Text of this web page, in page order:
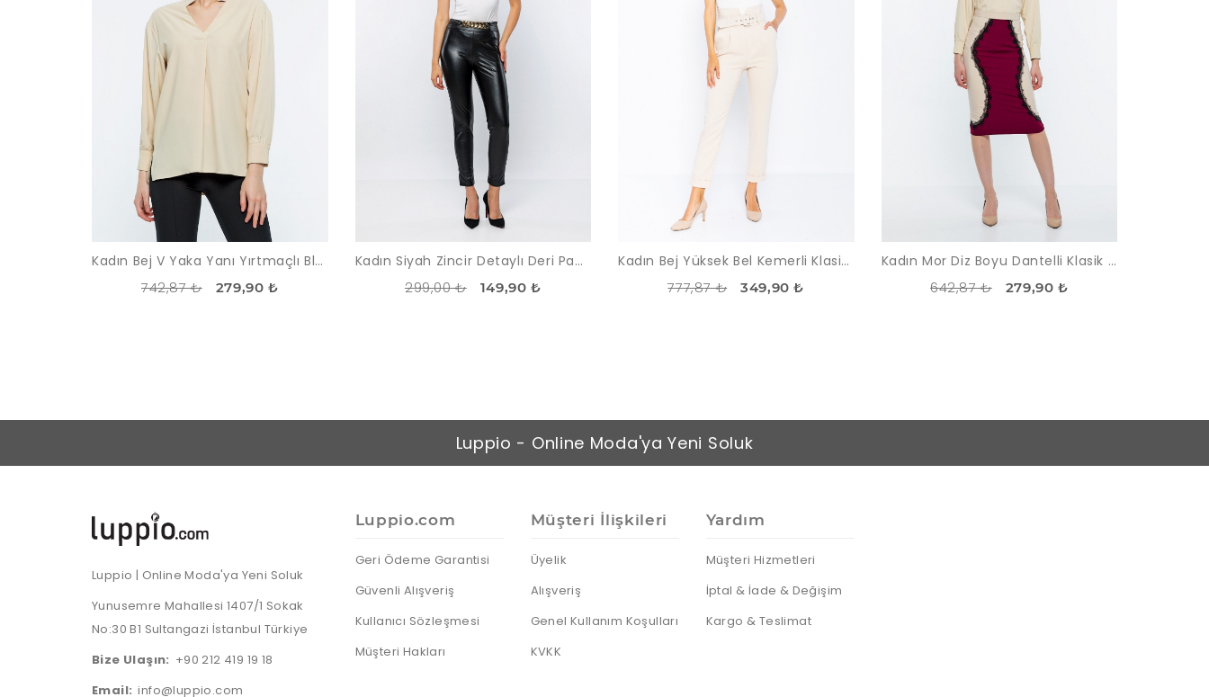
Kadın Bej V Yaka Yanı Yırtmaçlı Bluz
742,87 ₺ 279,90 ₺
Kadın Siyah Zincir Detaylı Deri Pantolon
299,00 ₺ 149,90 ₺
Kadın Bej Yüksek Bel Kemerli Klasik Ofis Pantolon
777,87 ₺ 349,90 ₺
Kadın Mor Diz Boyu Dantelli Klasik Etek
642,87 ₺ 279,90 ₺
Luppio - Online Moda'ya Yeni Soluk
Luppio | Online Moda'ya Yeni Soluk
Yunusemre Mahallesi 1407/1 Sokak
No:30 B1 Sultangazi İstanbul Türkiye
Bize Ulaşın: +90 212 419 19 18
Email: info@luppio.com
Luppio.com
Geri Ödeme Garantisi
Güvenli Alışveriş
Kullanıcı Sözleşmesi
Müşteri Hakları
Müşteri İlişkileri
Üyelik
Alışveriş
Genel Kullanım Koşulları
KVKK
Yardım
Müşteri Hizmetleri
İptal & İade & Değişim
Kargo & Teslimat